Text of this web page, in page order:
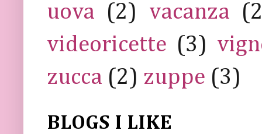
uova (2) vacanza
videoricette (3)
zucca (2) zuppe (3)
BLOGS I LIKE